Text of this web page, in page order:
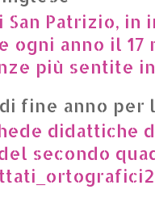
San Patrizio, in
ogni anno il 17
più sentite in
fine anno per
didattiche
secondo